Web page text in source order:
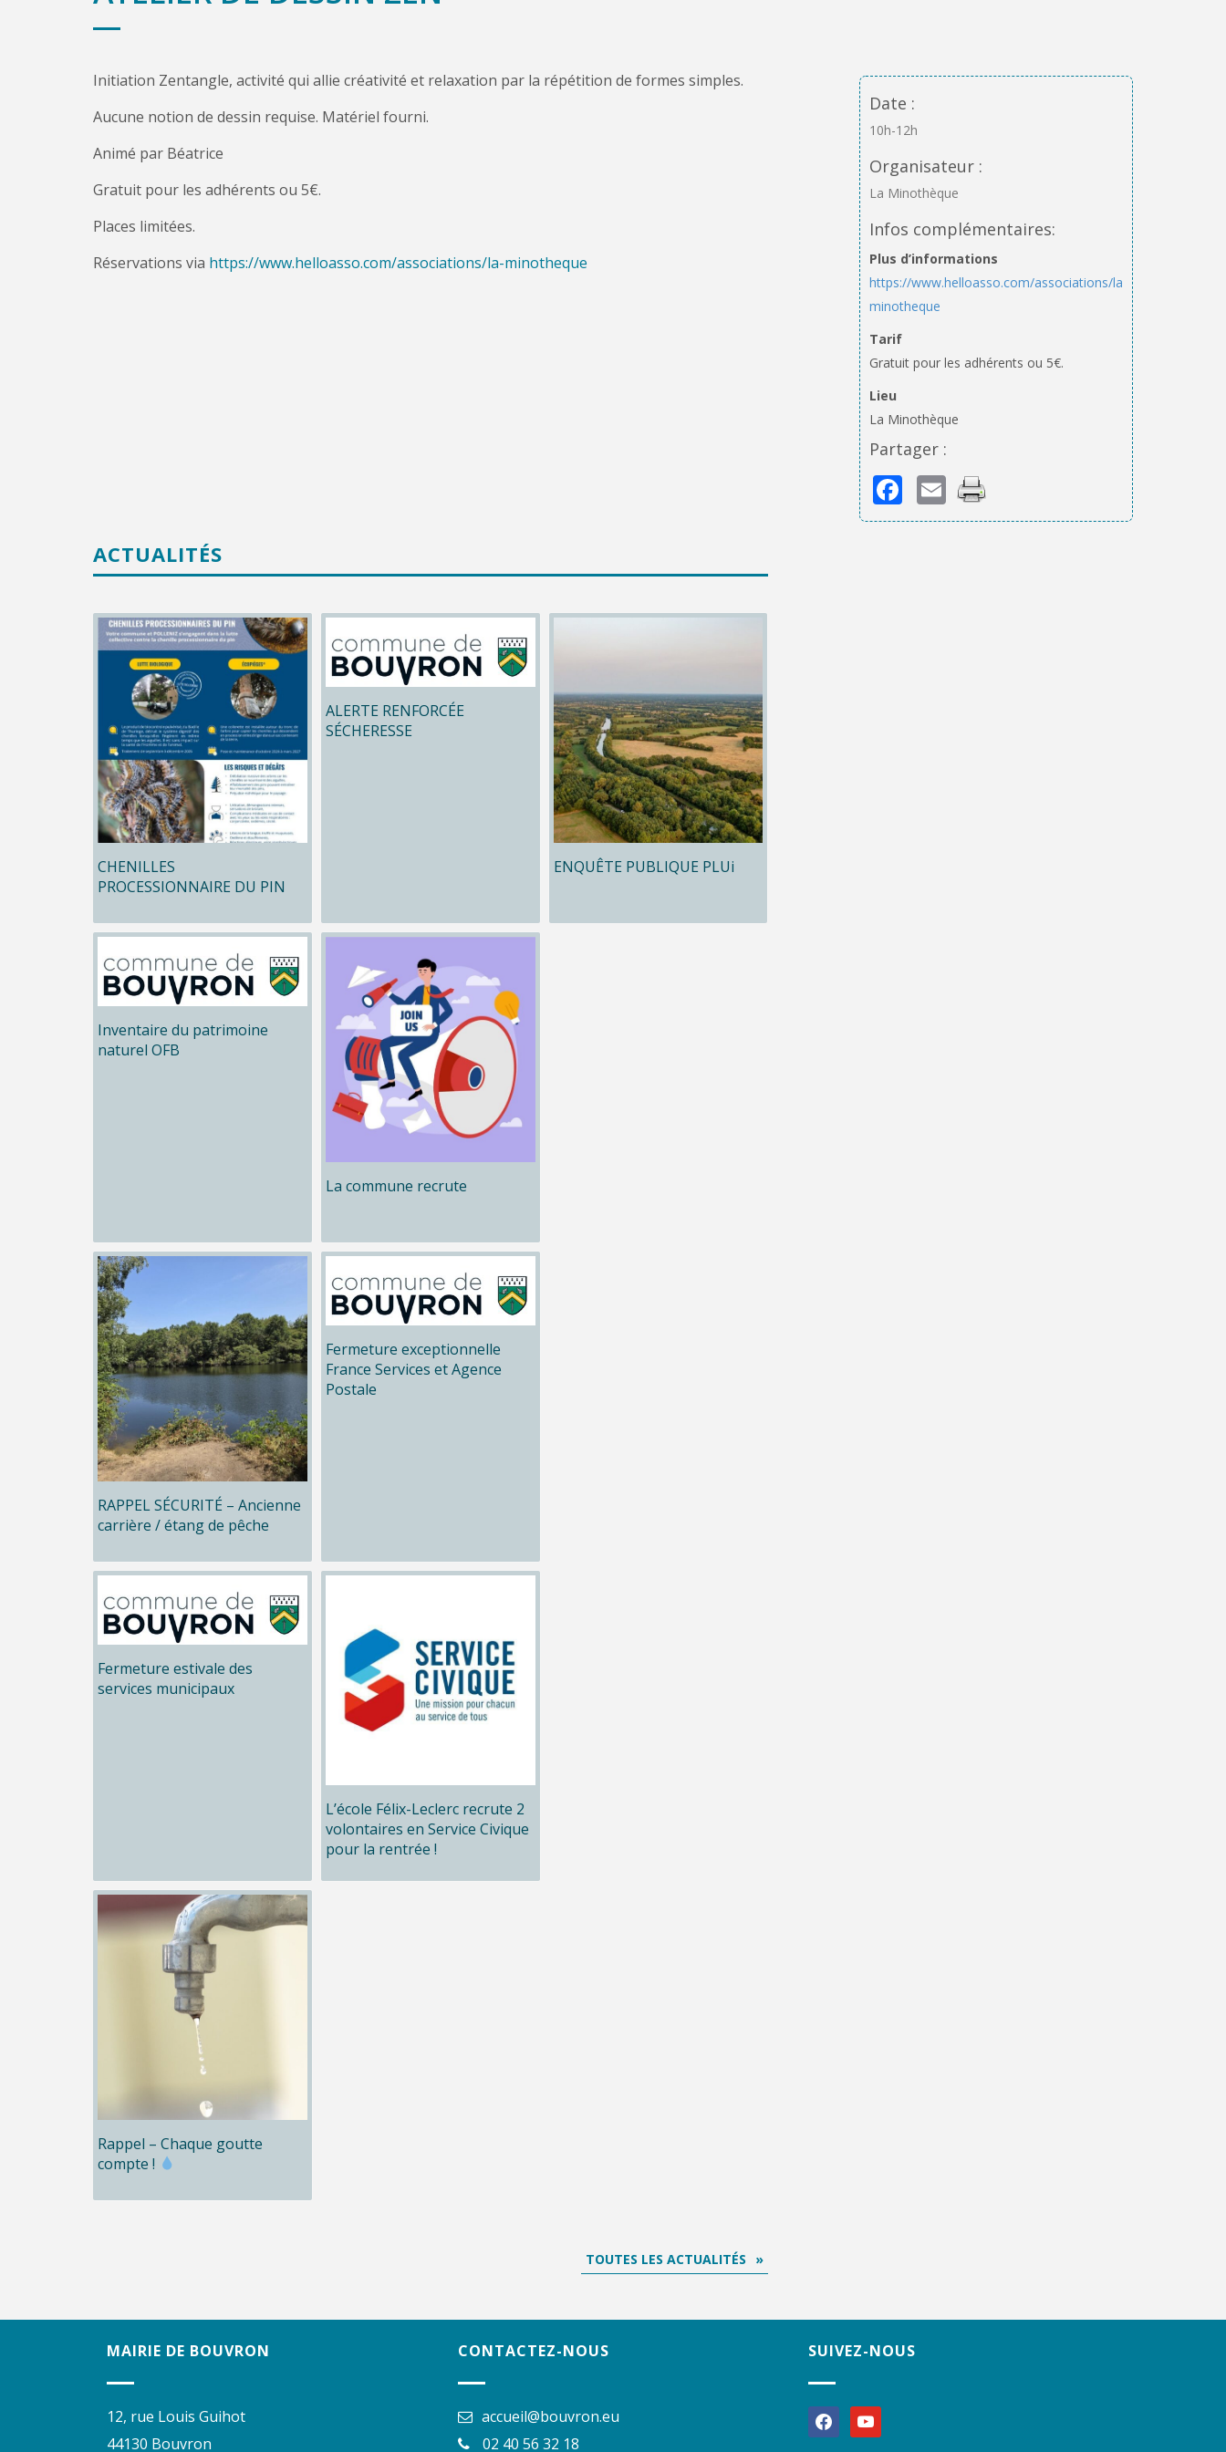
Initiation Zentangle, activité qui allie créativité et relaxation par la répétition de formes simples.
Aucune notion de dessin requise. Matériel fourni.
Animé par Béatrice
Gratuit pour les adhérents ou 5€.
Places limitées.
Réservations via https://www.helloasso.com/associations/la-minotheque
Date :
10h-12h
Organisateur :
La Minothèque
Infos complémentaires:
Plus d’informations
https://www.helloasso.com/associations/la-
minotheque
Tarif
Gratuit pour les adhérents ou 5€.
Lieu
La Minothèque
Partager :
Facebook
Email
ACTUALITÉS
CHENILLES
PROCESSIONNAIRE DU PIN
ALERTE RENFORCÉE
SÉCHERESSE
ENQUÊTE PUBLIQUE PLUi
Inventaire du patrimoine
naturel OFB
La commune recrute
RAPPEL SÉCURITÉ – Ancienne
carrière / étang de pêche
Fermeture exceptionnelle
France Services et Agence
Postale
Fermeture estivale des
services municipaux
L’école Félix-Leclerc recrute 2
volontaires en Service Civique
pour la rentrée !
Rappel – Chaque goutte
compte !
TOUTES LES ACTUALITÉS
MAIRIE DE BOUVRON
12, rue Louis Guihot
44130 Bouvron
CONTACTEZ-NOUS
accueil@bouvron.eu
02 40 56 32 18
SUIVEZ-NOUS
facebookyoutube